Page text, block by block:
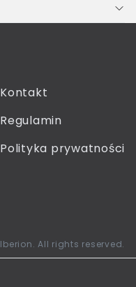
Kontakt
Regulamin
Polityka prywatności
All rights reserved.